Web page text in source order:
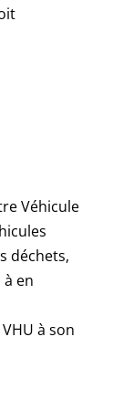
Véhicule
déchets,
en
à son